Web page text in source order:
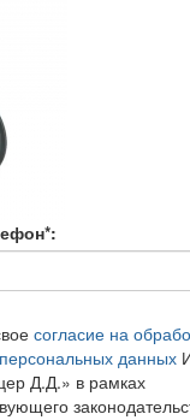
согласие на
данных
Д.Д.» в рамках